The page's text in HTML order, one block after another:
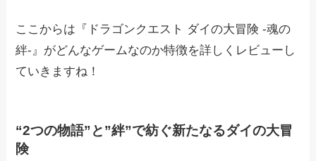
ここからは『ドラゴンクエスト ダイの大冒険 -魂の
絆-』がどんなゲームなのか特徴を詳しくレビューし
ていきますね！
“2つの物語”と”絆”で紡ぐ新たなるダイの大冒
険